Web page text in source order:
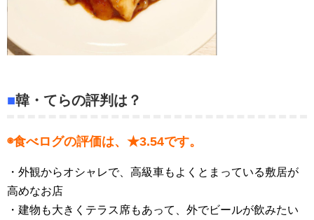
■韓・てらの評判は？
◉食べログの評価は、★3.54です。
・外観からオシャレで、高級車もよくとまっている敷居が
高めなお店
・建物も大きくテラス席もあって、外でビールが飲みたい